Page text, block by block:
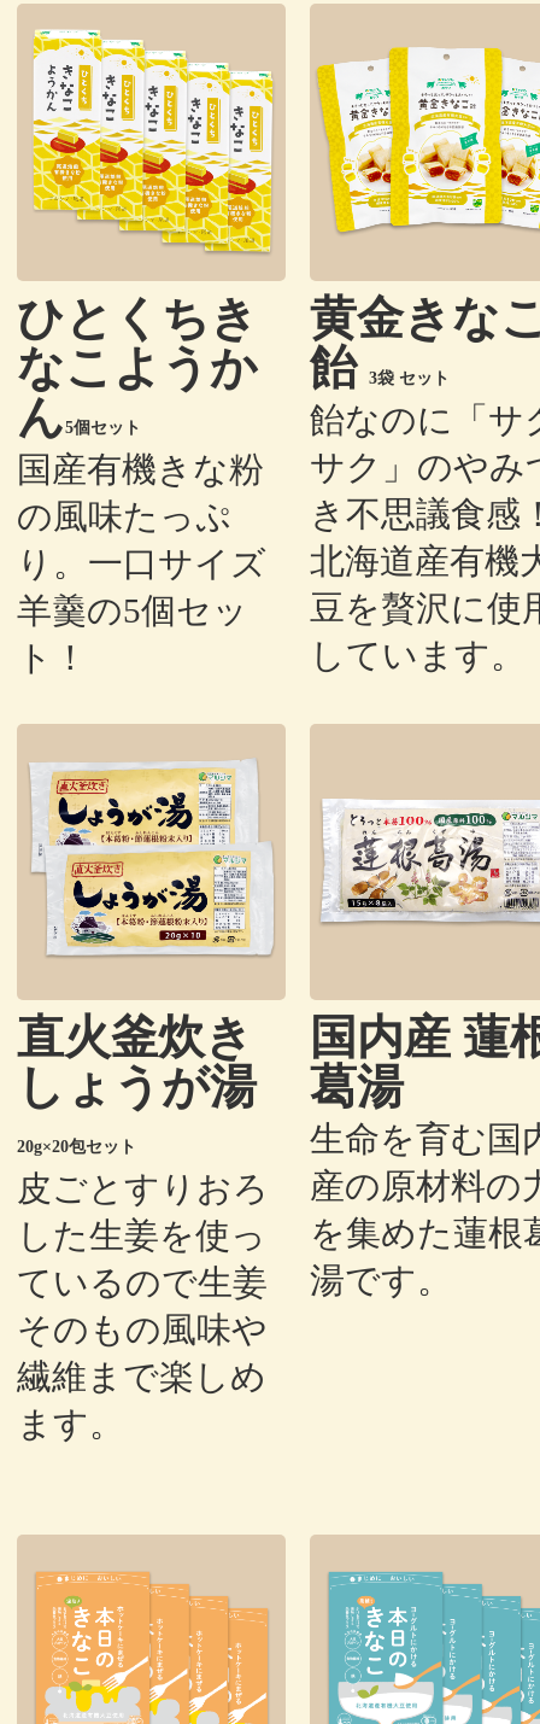
ひとくちき
なこようか
ん5個セット
国産有機きな粉
の風味たっぷ
り。一口サイズ
羊羹の5個セッ
ト！
黄金きな
飴 3袋 セット
飴なのに「サ
サク」のやみ
き不思議食感
北海道産有機
豆を贅沢に使
しています。
直火釜炊き
しょうが湯
20g×20包セット
皮ごとすりおろ
した生姜を使っ
ているので生姜
そのもの風味や
繊維まで楽しめ
ます。
国内産 蓮
葛湯
生命を育む国
産の原材料の
を集めた蓮根
湯です。